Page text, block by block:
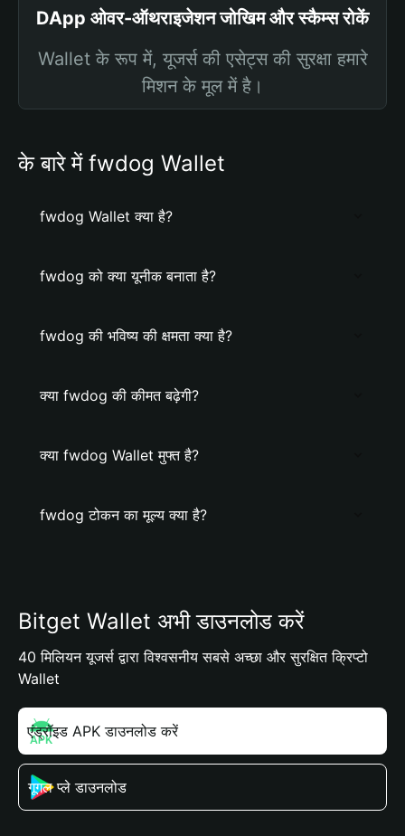
DApp ओवर-ऑथराइजेशन जोखिम और स्कैम्स रोकें
Wallet के रूप में, यूजर्स की एसेट्स की सुरक्षा हमारे
मिशन के मूल में है।
के बारे में fwdog Wallet
fwdog Wallet क्या है?
fwdog को क्या यूनीक बनाता है?
fwdog की भविष्य की क्षमता क्या है?
क्या fwdog की कीमत बढ़ेगी?
क्या fwdog Wallet मुफ्त है?
fwdog टोकन का मूल्य क्या है?
Bitget Wallet अभी डाउनलोड करें
40 मिलियन यूजर्स द्वारा विश्वसनीय सबसे अच्छा और सुरक्षित क्रिप्टो
Wallet
एंड्रॉइड APK डाउनलोड करें
गूगल प्ले डाउनलोड